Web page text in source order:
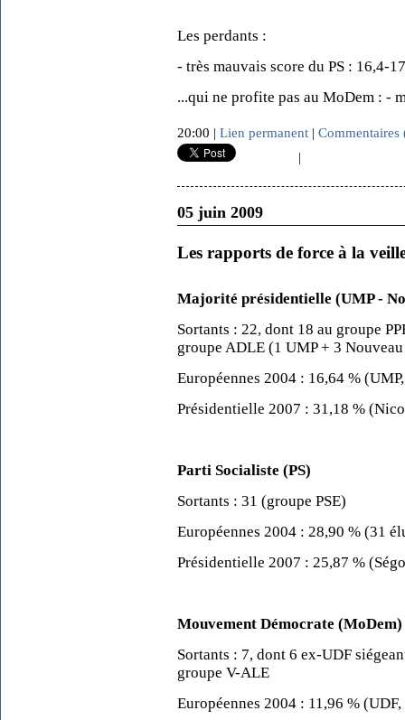
Les perdants :
- très mauvais score du PS : 16,4-
...qui ne profite pas au MoDem : -
20:00 | Lien permanent | Commentaires
|
05 juin 2009
Les rapports de force à la
Majorité présidentielle (UMP -
Sortants : 22, dont 18 au groupe
groupe ADLE (1 UMP + 3
Européennes 2004 : 16,64 %
Présidentielle 2007 : 31,18 %
Parti Socialiste (PS)
Sortants : 31 (groupe PSE)
Européennes 2004 : 28,90 % (31
Présidentielle 2007 : 25,87 %
Mouvement Démocrate (MoDem)
Sortants : 7, dont 6 ex-UDF
groupe V-ALE
Européennes 2004 : 11,96 %